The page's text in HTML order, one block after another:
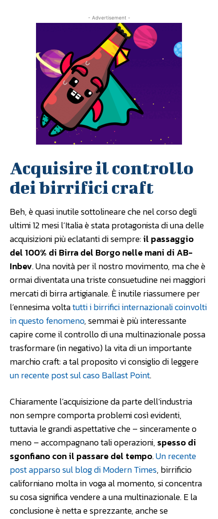
- Advertisement -
Acquisire il controllo
dei birrifici craft
Beh, è quasi inutile sottolineare che nel corso degli
ultimi 12 mesi l’Italia è stata protagonista di una delle
acquisizioni più eclatanti di sempre:il passaggio
del 100% di Birra del Borgo nelle mani di AB-
Inbev. Una novità per il nostro movimento, ma che è
ormai diventata una triste consuetudine nei maggiori
mercati di birra artigianale. È inutile riassumere per
l’ennesima voltatutti i birrifici internazionali coinvolti
in questo fenomeno, semmai è più interessante
capire come il controllo di una multinazionale possa
trasformare (in negativo) la vita di un importante
marchio craft: a tal proposito vi consiglio di leggere
un recente post sul caso Ballast Point.
Chiaramente l’acquisizione da parte dell’industria
non sempre comporta problemi così evidenti,
tuttavia le grandi aspettative che – sinceramente o
meno – accompagnano tali operazioni, spesso di
sgonfiano con il passare del tempo.Un recente
post apparso sul blog di Modern Times, birrificio
californiano molta in voga al momento, si concentra
su cosa significa vendere a una multinazionale. E la
conclusione è netta e sprezzante, anche se